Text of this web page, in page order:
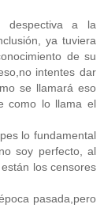
despectiva a la
ya tuviera
de su
intentes dar
se llamará eso
como lo llama el
lo fundamental
soy perfecto, al
los censores
pasada,pero